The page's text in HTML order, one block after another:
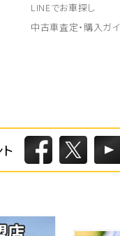
LINEでお車探し
中古車査定・購入ガイ